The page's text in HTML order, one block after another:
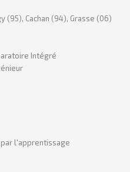
(95), Cachan (94), Grasse (06)
Intégré
par l'apprentissage